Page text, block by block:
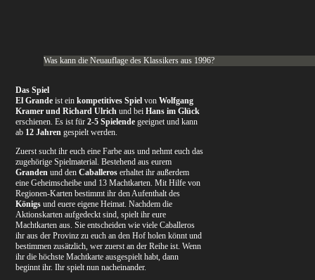
Was kann die Neuauflage des Klassikers aus 1996?
Das Spiel
El Grandeist einkompetitives Spiel vonWolfgang
Kramer und Richard Ulrich und beiHans im Glück
erschienen. Es ist für2-5 Spielende geeignet und kann
ab 12 Jahren gespielt werden.
Zuerst sucht ihr euch eine Farbe aus und nehmt euch das
zugehörige Spielmaterial. Bestehend aus eurem
Granden und denCaballeros erhaltet ihr außerdem
eine Geheimscheibe und 13 Machtkarten. Mit Hilfe von
Regionen-Karten bestimmt ihr den Aufenthalt des
Königs und euere eigene Heimat. Nachdem die
Aktionskarten aufgedeckt sind, spielt ihr eure
Machtkarten aus. Sie entscheiden wie viele Caballeros
ihr aus der Provinz zu euch an den Hof holen könnt und
bestimmen zusätzlich, wer zuerst an der Reihe ist. Wenn
ihr die höchste Machtkarte ausgespielt habt, dann
beginnt ihr. Ihr spielt nun nacheinander.